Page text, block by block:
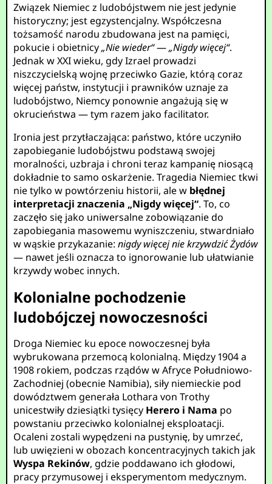
Związek Niemiec z ludobójstwem nie jest jedynie
historyczny; jest egzystencjalny. Współczesna
tożsamość narodu zbudowana jest na pamięci,
pokucie i obietnicy„Nie wieder“—„Nigdy więcej“.
Jednak w XXI wieku, gdy Izrael prowadzi
niszczycielską wojnę przeciwko Gazie, którą coraz
więcej państw, instytucji i prawników uznaje za
ludobójstwo, Niemcy ponownie angażują się w
okrucieństwa — tym razem jako facilitator.
Ironia jest przytłaczająca: państwo, które uczyniło
zapobieganie ludobójstwu podstawą swojej
moralności, uzbraja i chroni teraz kampanię niosącą
dokładnie to samo oskarżenie. Tragedia Niemiec tkwi
nie tylko w powtórzeniu historii, ale w błędnej
interpretacji znaczenia „Nigdy więcej“. To, co
zaczęło się jako uniwersalne zobowiązanie do
zapobiegania masowemu wyniszczeniu, stwardniało
w wąskie przykazanie:nigdy więcej nie krzywdzić Żydów
— nawet jeśli oznacza to ignorowanie lub ułatwianie
krzywdy wobec innych.
Kolonialne pochodzenie
ludobójczej nowoczesności
Droga Niemiec ku epoce nowoczesnej była
wybrukowana przemocą kolonialną. Między 1904 a
1908 rokiem, podczas rządów w Afryce Południowo-
Zachodniej (obecnie Namibia), siły niemieckie pod
dowództwem generała Lothara von Trothy
unicestwiły dziesiątki tysięcy Herero i Nama po
powstaniu przeciwko kolonialnej eksploatacji.
Ocaleni zostali wypędzeni na pustynię, by umrzeć,
lub uwięzieni w obozach koncentracyjnych takich jak
Wyspa Rekinów, gdzie poddawano ich głodowi,
pracy przymusowej i eksperymentom medycznym.